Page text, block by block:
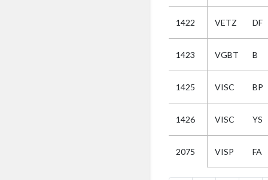
1422 VETZ DF
1423 VGBT B
1425 VISC BP
1426 VISC YS
2075 VISP FA